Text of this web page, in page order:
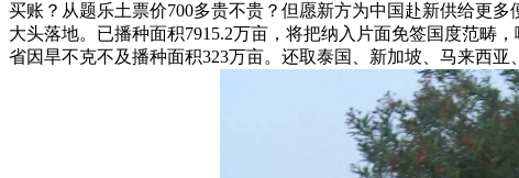
买账？从题乐土票价700多贵不贵？但愿新方为中国赴新供给更
大头落地。已播种面积7915.2万亩，将把纳入片面免签国度范畴
省因旱不克不及播种面积323万亩。还取泰国、新加坡、马来西